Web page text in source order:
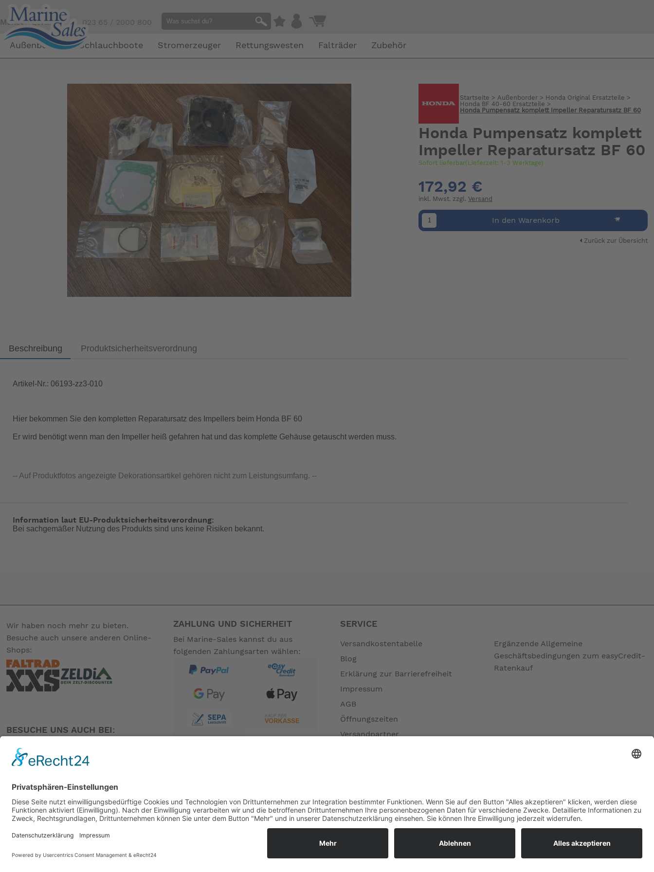
Mensch gefällig?Tel. 023 65 / 2000 800
Außenborder Schlauchboote Stromerzeuger Rettungswesten Falträder Zubehör
Startseite > Außenborder> Honda Original Ersatzteile >
Honda BF 40-60 Ersatzteile >
Honda Pumpensatz komplett Impeller Reparatursatz BF 60
Honda Pumpensatz komplett
Impeller Reparatursatz BF 60
Sofort lieferbar(Lieferzeit: 1-3 Werktage)
172,92 €
inkl. Mwst. zzgl.Versand
In den Warenkorb
Zurück zur Übersicht
Beschreibung Produktsicherheitsverordnung
Artikel-Nr.: 06193-zz3-010
Hier bekommen Sie den kompletten Reparatursatz des Impellers beim Honda BF 60
Er wird benötigt wenn man den Impeller heiß gefahren hat und das komplette Gehäuse getauscht werden muss.
-- Auf Produktfotos angezeigte Dekorationsartikel gehören nicht zum Leistungsumfang. --
Information laut EU-Produktsicherheitsverordnung:
Bei sachgemäßer Nutzung des Produkts sind uns keine Risiken bekannt.
Wir haben noch mehr zu bieten.
Besuche auch unsere anderen Online-
Shops:
BESUCHE UNS AUCH BEI:
ZAHLUNG UND SICHERHEIT
Bei Marine-Sales kannst du aus
folgenden Zahlungsarten wählen:
SERVICE
Versandkostentabelle
Blog
Erklärung zur Barrierefreiheit
Impressum
AGB
Öffnungszeiten
Versandpartner
Widerrufsrecht MS
Widerrufsrecht bei Reparatur
Widerrufsrecht bei Dienstleistungen
Ergänzende Allgemeine
Geschäftsbedingungen zum easyCredit-
Ratenkauf